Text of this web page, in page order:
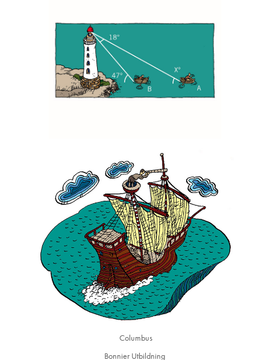
Columbus
Bonnier Utbildning